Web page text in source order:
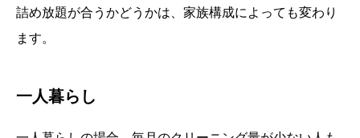
詰め放題が合うかどうかは、家族構成によっても変わり
ます。
一人暮らし